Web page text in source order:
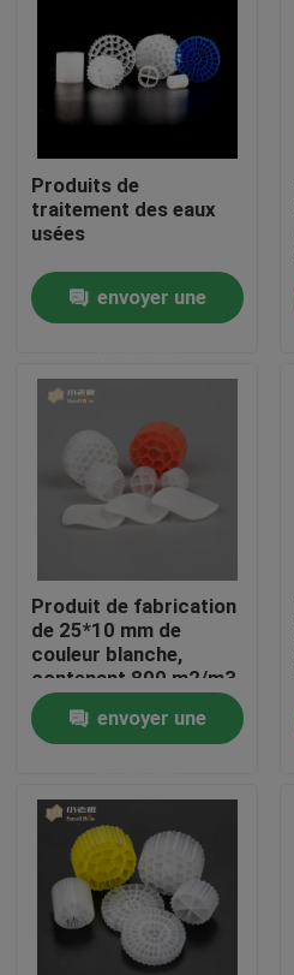
Maison
Produits
Visite d'usine
Contrôle de qualité
bloguer
Demandez une citation
Médias filtrants MBBR
Bio médias de MBBR
Filtres en plastique
Produits de
traitement des eaux
usées
envoyer une
Produit de fabrication
de 25*10 mm de
couleur blanche,
contenant 800 m2/m3
de matière organique
envoyer une